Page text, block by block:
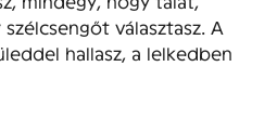
választasz. A
hallasz, a lelkedben